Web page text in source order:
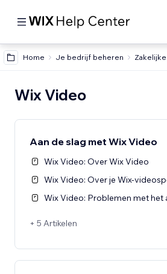
Home Je bedrijf beheren
Wix Video
Aan de slag met Wix Video
Wix Video: Over Wix Video
Wix Video: Over je Wix-
+ 5 Artikelen